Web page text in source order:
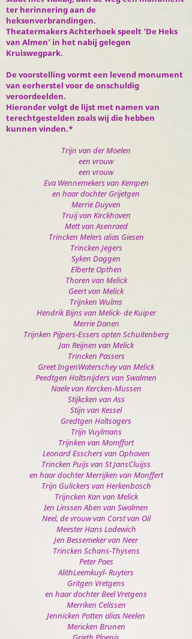
ter herinnering aan de
heksenverbrandingen.
Theatermakers Achterhoek speelt ‘De Heks
van Almen’ in het nabij gelegen
Kruiswegpark.
De voorstelling vormt een levend monument
van eerherstel voor de onschuldig
veroordeelden.
Hieronder volgt de lijst met namen van
terechtgestelden zoals wij die hebben
kunnen vinden.*
Trijn van der Moelen
een vrouw
een vrouw
Eva Wennemekers van Kempen
en haar dochter Grijetgen
Merrie Duyven
Truij van Kirckhoven
Mett van Asenraed
Trincken Melers alias Giesen
Trincken Jegers
Syken Daggen
Elberte Opthen
Thoren van Melick
Geert van Melick
Trijnken Wulms
Hendrik Bijns van Melick- de Kuiper
Merrie Danen
Trijnken Pijpers-Essers opten Schuitenberg
Jan Reijnen van Melick
Trincken Passers
Greet IngenWaterschey van Melick
Peedtgen Holtsnijders van Swalmen
Naele van Kercken-Mussen
Stijkcken van Ass
Stijn van Kessel
Gredtgen Holtsagers
Trijn Vuylmans
Trijnken van Momffort
Leonard Esschers van Ophoven
Trincken Puijs van St JansCluijss
en haar dochter Merrijken van Monffert
Trijn Gulickers van Herkenbosch
Trijncken Kan van Melick
Ien Linssen Aben van Swalmen
Neel, de vrouw van Corst van Oil
Meester Hans Lodewich
Jen Bessemeker van Neer
Trincken Schans-Thysens
Peter Paes
AlithLeemkuyl- Ruyters
Gritgen Vretgens
en haar dochter Beel Vretgens
Merriken Celissen
Jennicken Potten alias Neelen
Mericken Brunen